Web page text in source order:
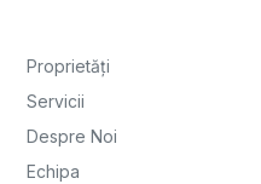
Proprietăți
Servicii
Despre Noi
Echipa